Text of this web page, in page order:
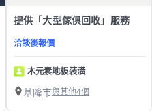
提供「大型傢俱回收」服務
洽談後報價
木元素地板裝潢
基隆市與其他4個